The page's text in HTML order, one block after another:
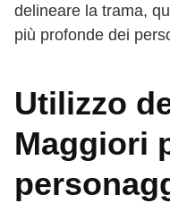
delineare la trama,
più profonde dei
Utilizzo
Maggiori